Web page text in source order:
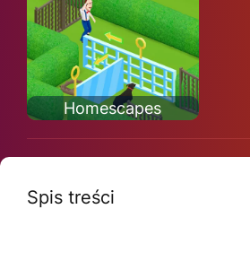
Homescapes
Spis treści